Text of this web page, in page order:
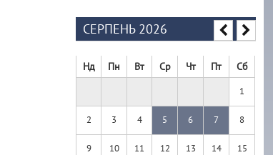
СЕРПЕНЬ 2026
Нд Пн Вт Ср Чт Пт Сб
1
2 3 4 5 6 7 8
9 10 11 12 13 14 15